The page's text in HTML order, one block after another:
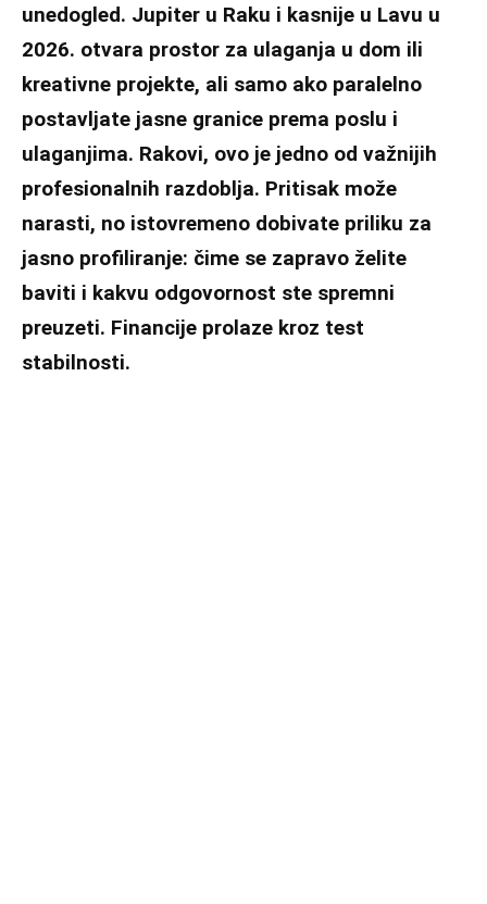
unedogled. Jupiter u Raku i kasnije u Lavu u
2026. otvara prostor za ulaganja u dom ili
kreativne projekte, ali samo ako paralelno
postavljate jasne granice prema poslu i
ulaganjima. Rakovi, ovo je jedno od važnijih
profesionalnih razdoblja. Pritisak može
narasti, no istovremeno dobivate priliku za
jasno profiliranje: čime se zapravo želite
baviti i kakvu odgovornost ste spremni
preuzeti. Financije prolaze kroz test
stabilnosti.